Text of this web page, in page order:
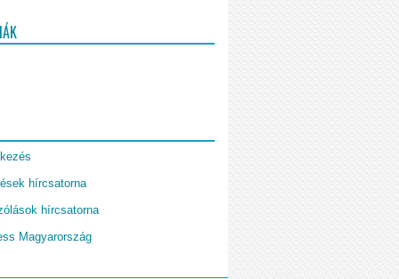
hírcsatorna
hírcsatorna
Magyarország